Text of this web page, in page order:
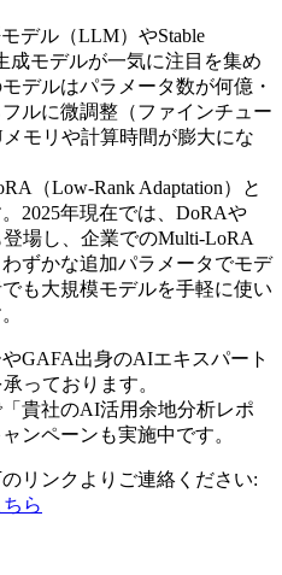
デル（LLM）やStable
成モデルが一気に注目を集め
デルはパラメータ数が何億・
ルに微調整（ファインチュー
モリや計算時間が膨大にな
（Low-Rank Adaptation）と
2025年現在では、DoRAや
場し、企業でのMulti-LoRA
ずかな追加パラメータでモデ
も大規模モデルを手軽に使い
GAFA出身のAIエキスパート
っております。
貴社のAI活用余地分析レポ
ンペーンも実施中です。
リンクよりご連絡ください:
ら